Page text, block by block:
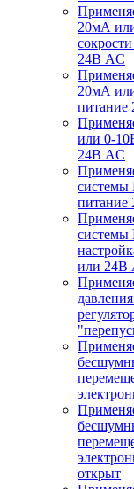
20мА
24В AC
20мА
питание
или 0-
24В AC
питание
системы
или 24В
открыт